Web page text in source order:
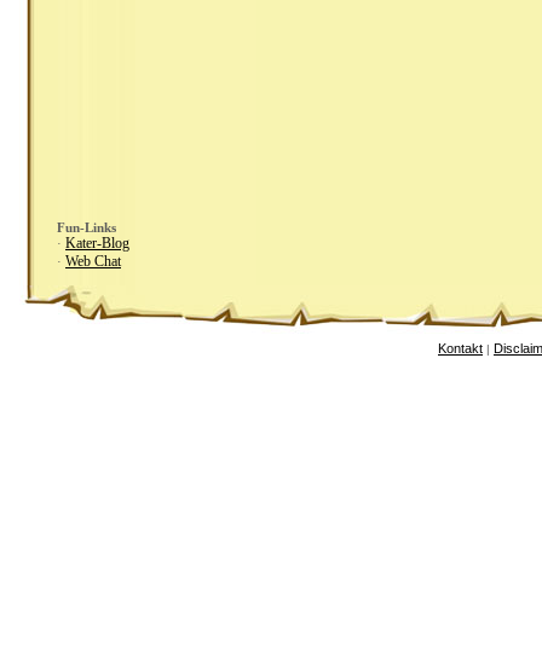
Fun-Links
· Kater-Blog
· Web Chat
Kontakt |